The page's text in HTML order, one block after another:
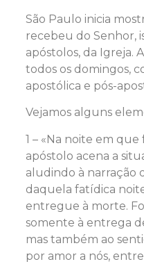
São Paulo inicia
recebeu do Senhor,
apóstolos, da Igreja.
todos os domingos,
apostólica e pós-
Vejamos alguns
1 – «Na noite em
apóstolo acena a
aludindo à narração
daquela fatídica
entregue à morte.
somente à entrega
mas também ao
por amor a nós,